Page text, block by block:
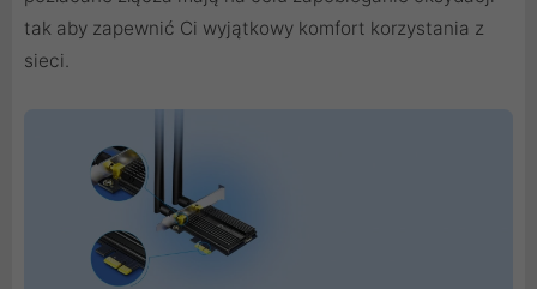
tak aby zapewnić Ci wyjątkowy komfort korzystania z
sieci.